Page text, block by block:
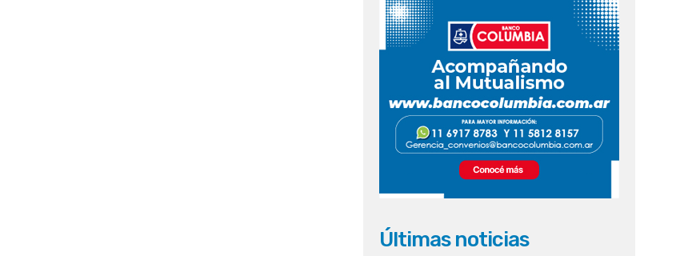
Últimas noticias